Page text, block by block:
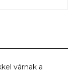
várnak a